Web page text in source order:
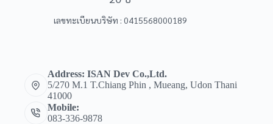
เลขทะเบียนบริษัท : 0415568000189
Address: ISAN Dev Co.,Ltd.
5/270 M.1 T.Chiang Phin , Mueang, Udon Thani
41000
Mobile:
083-336-9878